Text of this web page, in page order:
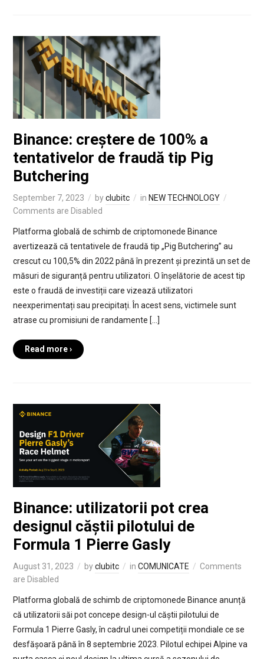
Binance: creștere de 100% a
tentativelor de fraudă tip Pig
Butchering
September 7, 2023 byclubitc in NEW TECHNOLOGY
Comments are Disabled
Platforma globală de schimb de criptomonede Binance
avertizează că tentativele de fraudă tip „Pig Butchering” au
crescut cu 100,5% din 2022 până în prezent și prezintă un set de
măsuri de siguranță pentru utilizatori. O înșelătorie de acest tip
este o fraudă de investiții care vizează utilizatori
neexperimentați sau precipitați. În acest sens, victimele sunt
atrase cu promisiuni de randamente […]
Read more ›
Binance: utilizatorii pot crea
designul căștii pilotului de
Formula 1 Pierre Gasly
August 31, 2023 byclubitc in COMUNICATE
Comments
are Disabled
Platforma globală de schimb de criptomonede Binance anunță
că utilizatorii săi pot concepe design-ul căștii pilotului de
Formula 1 Pierre Gasly, în cadrul unei competiții mondiale ce se
desfășoară până în 8 septembrie 2023. Pilotul echipei Alpine va